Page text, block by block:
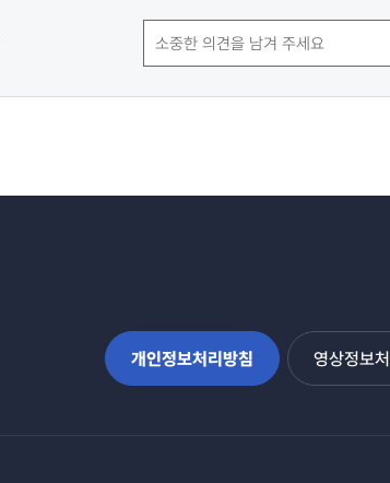
개인정보처리방침 영상정보